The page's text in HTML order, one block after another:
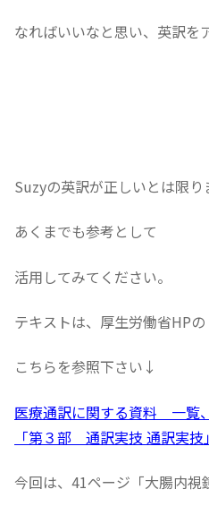
なればいいなと思い、英訳を
Suzyの英訳が正しいとは限り
あくまでも参考として
活用してみてください。
テキストは、厚生労働省HPの
こちらを参照下さい↓
医療通訳に関する資料 一覧
「第３部 通訳実技 通訳実技」
今回は、41ページ「大腸内視